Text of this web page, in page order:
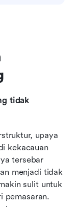
tidak
upaya
kekacauan
tersebar
menjadi tidak
sulit untuk
pemasaran.